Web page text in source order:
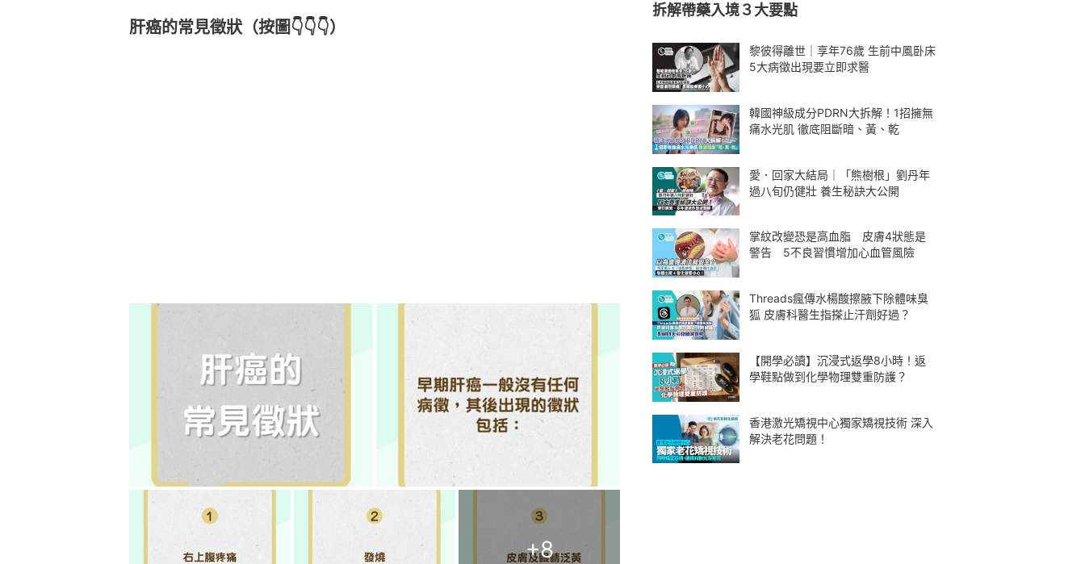
肝癌的常見徵狀（按圖👇👇👇）
+8
拆解帶藥入境３大要點
黎彼得離世｜享年76歲 生前中風卧床
5大病徵出現要立即求醫
韓國神級成分PDRN大拆解！1招擁無
痛水光肌 徹底阻斷暗、黃、乾
愛．回家大結局｜「熊樹根」劉丹年
過八旬仍健壯 養生秘訣大公開
掌紋改變恐是高血脂 皮膚4狀態是
警告 5不良習慣增加心血管風險
Threads瘋傳水楊酸擦腋下除體味臭
狐 皮膚科醫生指搽止汗劑好過？
【開學必讀】沉浸式返學8小時！返
學鞋點做到化學物理雙重防護？
香港激光矯視中心獨家矯視技術 深入
解決老花問題！